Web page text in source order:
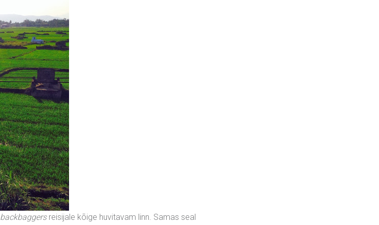
backbaggersreisijale kõige huvitavam linn. Samas seal